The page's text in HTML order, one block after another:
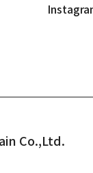
Co.,Ltd.